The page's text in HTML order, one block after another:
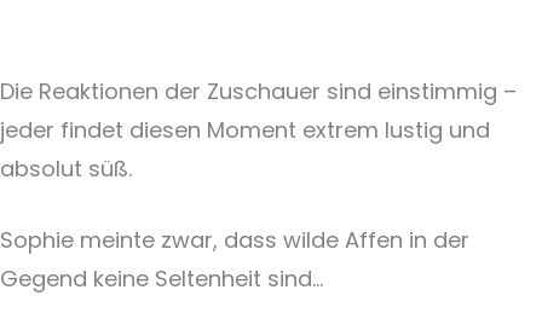
Die Reaktionen der Zuschauer sind einstimmig –
jeder findet diesen Moment extrem lustig und
absolut süß.
Sophie meinte zwar, dass wilde Affen in der
Gegend keine Seltenheit sind…